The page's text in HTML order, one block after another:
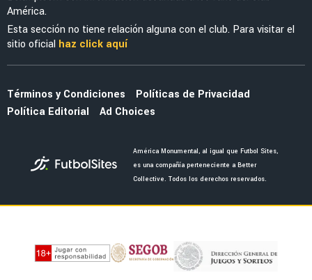
por el fichaje de Jáminton Campaz
NOTICIAS